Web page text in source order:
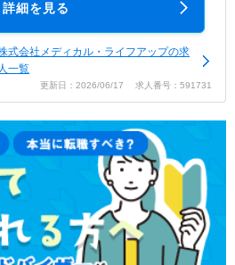
詳細を見る
式会社メディカル・ライフアップの求
人一覧
更新日：2026/06/17 求人番号：591731